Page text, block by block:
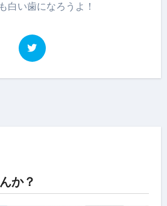
白い歯になろうよ！
か？